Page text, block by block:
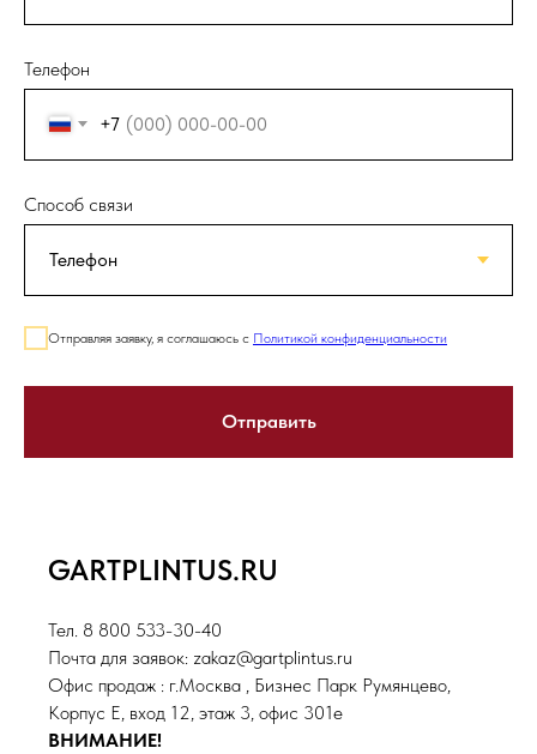
Телефон
+7
Способ связи
Отправляя заявку, я соглашаюсь с Политикой конфиденциальности
Отправить
GARTPLINTUS.RU
Тел. 8 800 533-30-40
Почта для заявок: zakaz@gartplintus.ru
Офис продаж : г.Москва , Бизнес Парк Румянцево,
Корпус Е, вход 12, этаж 3, офис 301е
ВНИМАНИЕ!